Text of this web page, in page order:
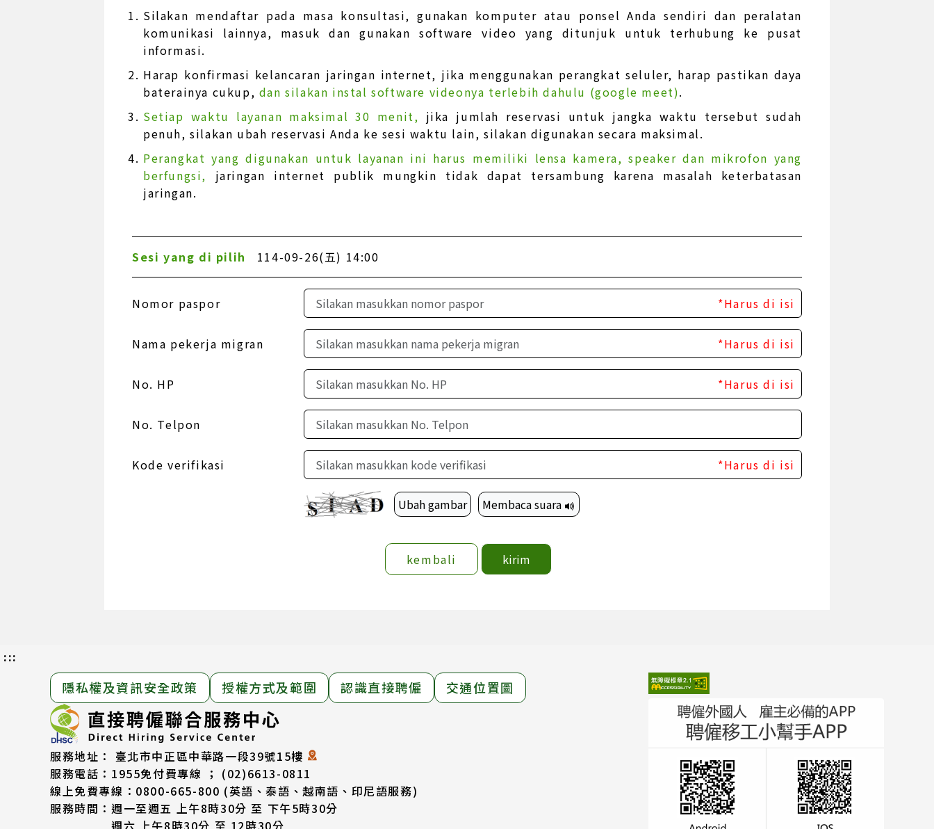
Silakan mendaftar pada masa konsultasi, gunakan komputer atau ponsel Anda sendiri dan peralatan
komunikasi lainnya, masuk dan gunakan software video yang ditunjuk untuk terhubung ke pusat
informasi.
Harap konfirmasi kelancaran jaringan internet, jika menggunakan perangkat seluler, harap pastikan daya
baterainya cukup, dan silakan instal software videonya terlebih dahulu (google meet).
Setiap waktu layanan maksimal 30 menit, jika jumlah reservasi untuk jangka waktu tersebut sudah
penuh, silakan ubah reservasi Anda ke sesi waktu lain, silakan digunakan secara maksimal.
Perangkat yang digunakan untuk layanan ini harus memiliki lensa kamera, speaker dan mikrofon yang
berfungsi, jaringan internet publik mungkin tidak dapat tersambung karena masalah keterbatasan
jaringan.
Sesi yang di pilih 114-09-26(五) 14:00
Nomor paspor *Harus di isi
Nama pekerja migran *Harus di isi
No. HP *Harus di isi
No. Telpon
Kode verifikasi *Harus di isi
Ubah gambar Membaca suara
kembali kirim
:::
隱私權及資訊安全政策 授權方式及範圍 認識直接聘僱 交通位置圖
服務地址： 臺北市中正區中華路一段39號15樓
服務電話： 1955免付費專線 ； (02)6613-0811
線上免費專線：0800-665-800 (英語、泰語、越南語、印尼語服務)
服務時間： 週一至週五 上午8時30分 至 下午5時30分
週六 上午8時30分 至 12時30分